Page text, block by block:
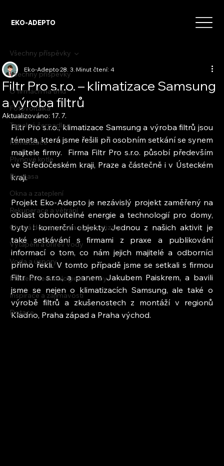
EKO-ADEPTO
Všechny příspěvky
O firmách na trhu
Fotovoltaika
Tepelná čerpadla
Klimatizace
Plynové kotle
Biomasa
Okna a zateplení
Rekuperace a větrání
Chytrá domácnost a automatizace
Vytápění a ohřev vody
Voda a úspory
Moderní technologie a stavby
Inspirace a zajímavosti
Dotace
Všechny příspěvky
Filtr Pro s.r.o. – klimatizace Samsung
a výroba filtrů
Eko-Adepto28. 3.Minut čtení: 4
Aktualizováno: 17. 7.
Filtr Pro s.r.o., klimatizace Samsung a výroba filtrů jsou
témata, která jsme řešili při osobním setkání se synem
majitele firmy.  Firma Filtr Pro s.r.o. působí především
ve Středočeském kraji, Praze a částečně i v Ústeckém
kraji.
Projekt Eko-Adepto je nezávislý projekt zaměřený na
oblast obnovitelné energie a technologií pro domy,
byty i komerční objekty. Jednou z našich aktivit je
také setkávání s firmami z praxe a publikování
informací o tom, co nám jejich majitelé a odborníci
přímo řekli. V tomto případě jsme se setkali s firmou
Filtr Pro s.r.o., a panem Jakubem Paiskrem, a bavili
jsme se nejen o klimatizacích Samsung, ale také o
výrobě filtrů a zkušenostech z montáží v regionů
Kladno, Praha západ a Praha východ.